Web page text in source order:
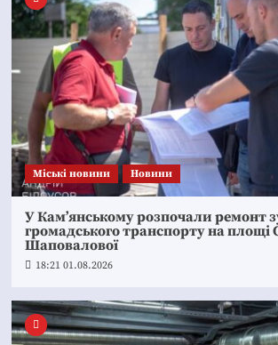
Mіські новини Новини
У Кам’янському розпочали ремонт
громадського транспорту на площі
Шаповалової
18:21 01.08.2026